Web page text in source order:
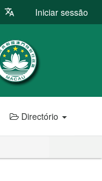
Iniciar sessão
Directório